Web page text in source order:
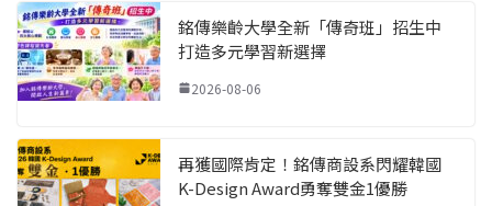
銘傳樂齡大學全新「傳奇班」招生中
打造多元學習新選擇
2026-08-06
再獲國際肯定！銘傳商設系閃耀韓國
K-Design Award勇奪雙金1優勝